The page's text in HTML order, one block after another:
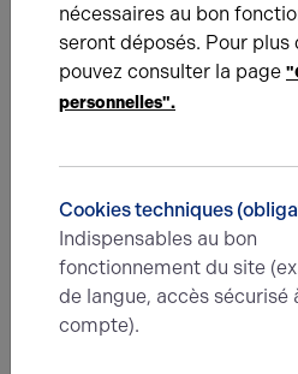
Énergie
C
Diagnostic de performance
B C D E F
Indice d'émission de gaz à
nécessaires au bon
seront déposés. Pour plus
pouvez consulter la page
personnelles".
Cookies techniques
Indispensables au bon
fonctionnement du site
de langue, accès sécurisé
compte).